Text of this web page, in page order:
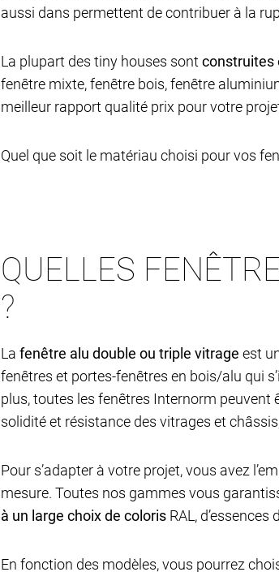
aussi dans permettent de contribuer à la
La plupart des tiny houses sontconstruites
fenêtre mixte, fenêtre bois, fenêtre
meilleur rapport qualité prix pour votre
Quel que soit le matériau choisi pour vos
QUELLES
?
La fenêtre alu double ou triple vitrage est
fenêtres et portes-fenêtres en bois/alu qui
plus, toutes les fenêtres Internorm peuvent
solidité et résistance des vitrages et
Pour s’adapter à votre projet, vous avez
mesure. Toutes nos gammes vous
à un large choix de colorisRAL, d’essences
En fonction des modèles, vous pourrez